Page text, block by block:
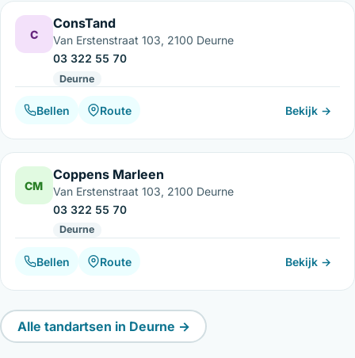
C
ConsTand
Van Erstenstraat 103, 2100 Deurne
03 322 55 70
Deurne
Bellen Route Bekijk →
CM
Coppens Marleen
Van Erstenstraat 103, 2100 Deurne
03 322 55 70
Deurne
Bellen Route Bekijk →
Alle tandartsen in Deurne →